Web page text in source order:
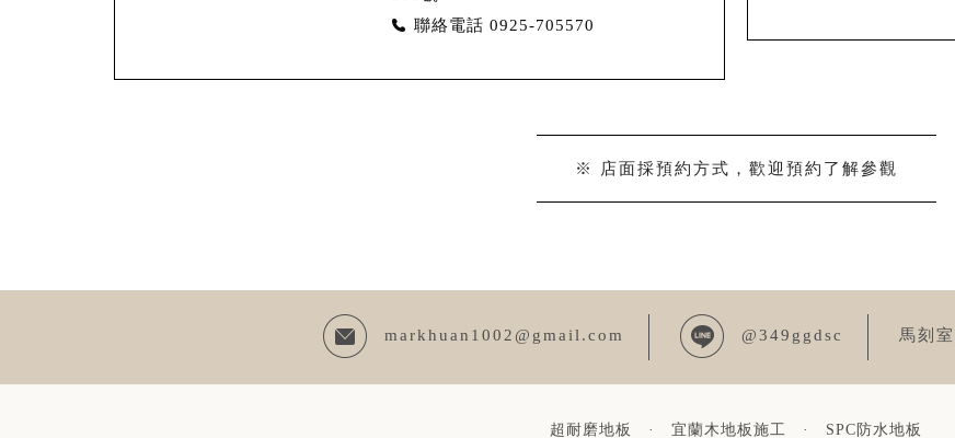
聯絡電話0925-705570
※ 店面採預約方式，歡迎預約了解參觀
markhuan1002@gmail.com @349ggdsc 馬刻
超耐磨地板 · 宜蘭木地板施工 · SPC防水地板